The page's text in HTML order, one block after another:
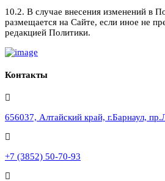
10.2. В случае внесения изменений в
размещается на Сайте, если иное не
редакцией Политики.
Контакты
656037, Алтайский край, г.Барнаул,
+7 (3852) 50-70-93